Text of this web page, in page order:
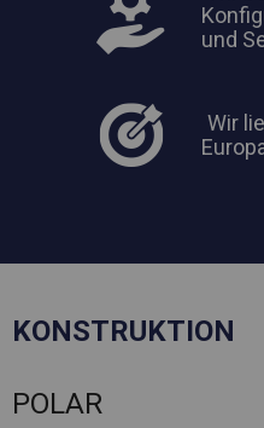
und
Wir
KONSTRUKTION
POLAR